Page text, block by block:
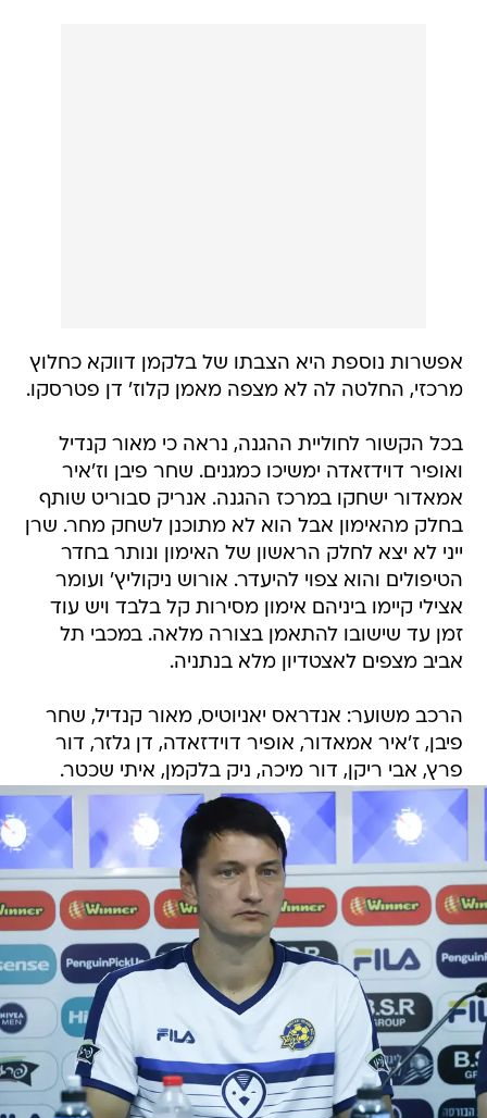
אפשרות נוספת היא הצבתו של בלקמן דווקא כחלוץ
מרכזי, החלטה לה לא מצפה מאמן קלוז' דן פטרסקו.
בכל הקשור לחוליית ההגנה, נראה כי מאור קנדיל
ואופיר דוידזאדה ימשיכו כמגנים. שחר פיבן וז'איר
אמאדור ישחקו במרכז ההגנה. אנריק סבוריט שותף
בחלק מהאימון אבל הוא לא מתוכנן לשחק מחר. שרן
ייני לא יצא לחלק הראשון של האימון ונותר בחדר
הטיפולים והוא צפוי להיעדר. אורוש ניקוליץ' ועומר
אצילי קיימו ביניהם אימון מסירות קל בלבד ויש עוד
זמן עד שישובו להתאמן בצורה מלאה. במכבי תל
אביב מצפים לאצטדיון מלא בנתניה.
הרכב משוער: אנדראס יאניוטיס, מאור קנדיל, שחר
פיבן, ז'איר אמאדור, אופיר דוידזאדה, דן גלזר, דור
פרץ, אבי ריקן, דור מיכה, ניק בלקמן, איתי שכטר.